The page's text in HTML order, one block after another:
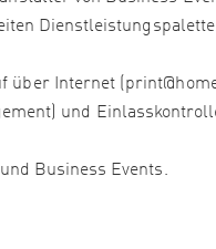
über Internet
und
Business Events.